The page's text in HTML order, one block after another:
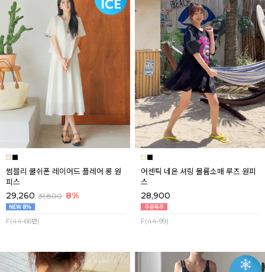
썸블리 쿨쉬폰 레이어드 플레어 롱 원
피스
29,260 31,800 8%
F(44-66반)
어센틱 네온 셔링 볼륨소매 루즈 원피
스
28,900
F(44-99)